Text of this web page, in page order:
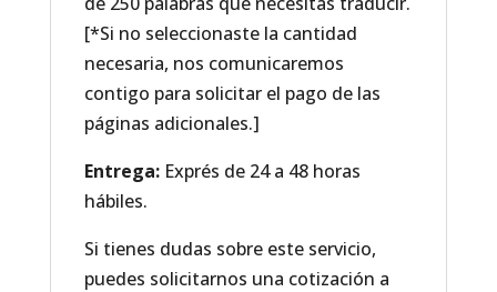
[*Si no seleccionaste la cantidad
necesaria, nos comunicaremos
contigo para solicitar el pago de las
páginas adicionales.]
Entrega: Exprés de 24 a 48 horas
hábiles.
Si tienes dudas sobre este servicio,
puedes solicitarnos una cotización a